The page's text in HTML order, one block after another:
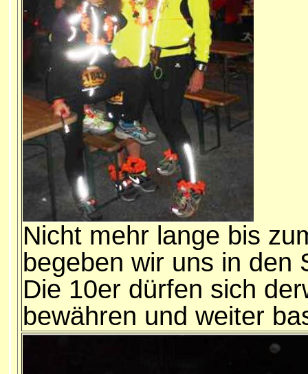
Nicht mehr lange bis
begeben wir uns in den
Die 10er dürfen sich
bewähren und weiter